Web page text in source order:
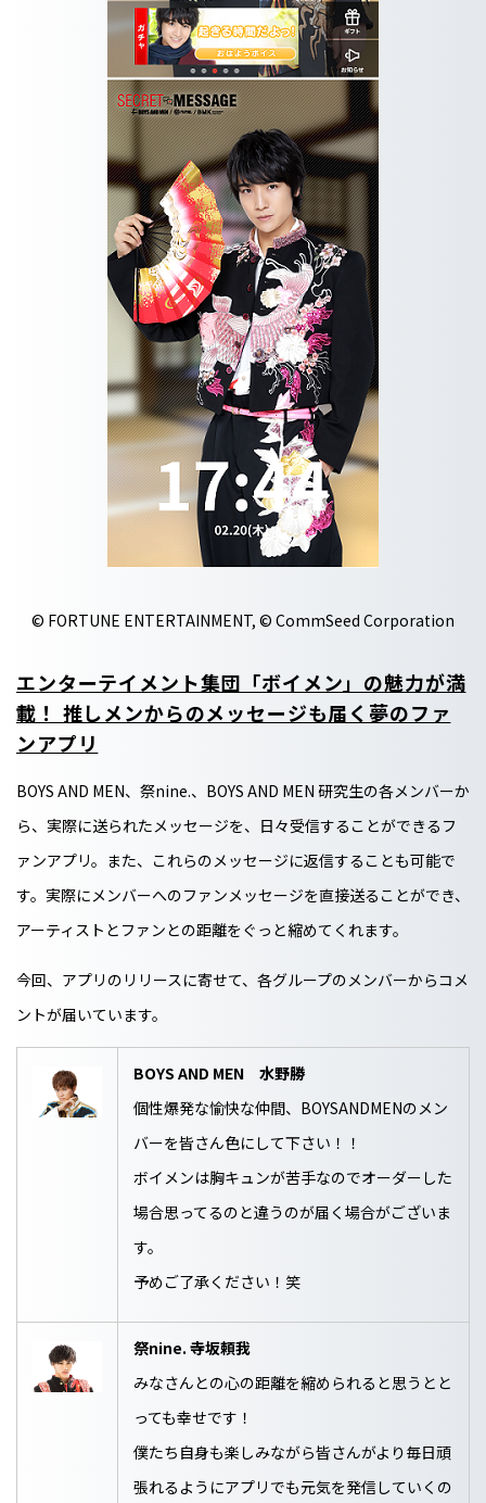
© FORTUNE ENTERTAINMENT, © CommSeed Corporation
エンターテイメント集団「ボイメン」の魅力が満
載！ 推しメンからのメッセージも届く夢のファ
ンアプリ
BOYS AND MEN、祭nine.、BOYS AND MEN 研究生の各メンバーか
ら、実際に送られたメッセージを、日々受信することができるフ
ァンアプリ。また、これらのメッセージに返信することも可能で
す。実際にメンバーへのファンメッセージを直接送ることができ、
アーティストとファンとの距離をぐっと縮めてくれます。
今回、アプリのリリースに寄せて、各グループのメンバーからコメ
ントが届いています。
BOYS AND MEN 水野勝
個性爆発な愉快な仲間、BOYSANDMENのメン
バーを皆さん色にして下さい！！
ボイメンは胸キュンが苦手なのでオーダーした
場合思ってるのと違うのが届く場合がございま
す。
予めご了承ください！笑
祭nine. 寺坂頼我
みなさんとの心の距離を縮められると思うとと
っても幸せです！
僕たち自身も楽しみながら皆さんがより毎日頑
張れるようにアプリでも元気を発信していくの